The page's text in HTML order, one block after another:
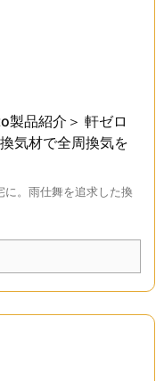
品紹介＞ 軒ゼロ
気材で全周換気を
。雨仕舞を追求した換